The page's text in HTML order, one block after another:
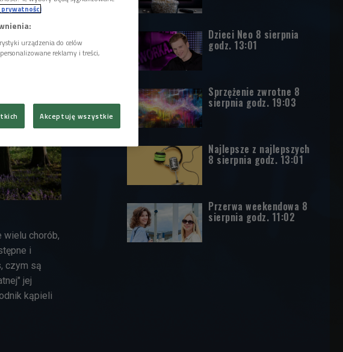
chorób,
i
czym są
jej
kąpieli
Dzieci Neo 8 sierpnia
godz. 13:01
Sprzężenie zwrotne 8
sierpnia godz. 19:03
Najlepsze z najlepszych
8 sierpnia godz. 13:01
Przerwa weekendowa 8
sierpnia godz. 11:02
prywatności
urządzenia do celów
reklamy i treści,
Akceptuję wszystkie